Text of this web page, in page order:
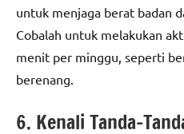
untuk menjaga berat badan
Cobalah untuk melakukan
menit per minggu, seperti
berenang.
6. Kenali Tanda-